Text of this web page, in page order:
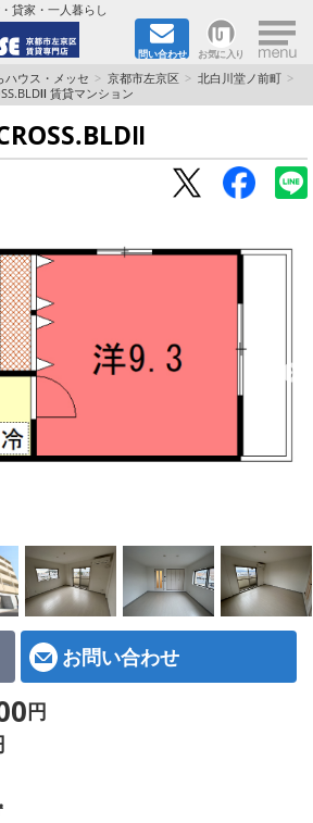
貸家・一人暮らし
問い合わせ お気に入り ×
へ
ョン？賃家？
！
集！
ハウス・メッセ 京都市左京区
北白川堂ノ前町
賃貸マンション
お問い合わせ
円